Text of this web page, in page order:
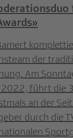
der
Am
2022, führt die
an der
durch die